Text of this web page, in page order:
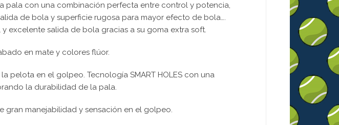
pala con una combinación perfecta entre control y potencia,
de bola y superficie rugosa para mayor efecto de bola….
excelente salida de bola gracias a su goma extra soft.
en mate y colores flúor.
pelota en el golpeo. Tecnología SMART HOLES con una
la durabilidad de la pala.
gran manejabilidad y sensación en el golpeo.